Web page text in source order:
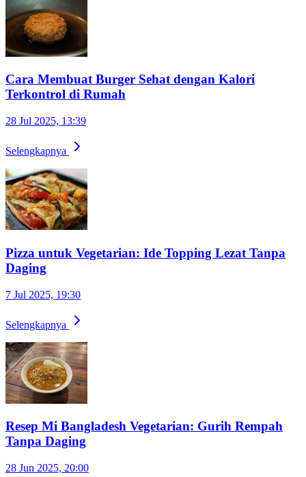
Cara Membuat Burger Sehat dengan Kalori
Terkontrol di Rumah
28 Jul 2025, 13:39
Selengkapnya
Pizza untuk Vegetarian: Ide Topping Lezat Tanpa
Daging
7 Jul 2025, 19:30
Selengkapnya
Resep Mi Bangladesh Vegetarian: Gurih Rempah
Tanpa Daging
28 Jun 2025, 20:00